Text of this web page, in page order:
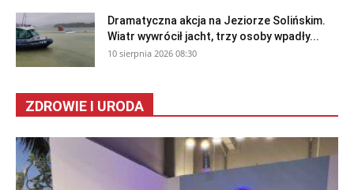
Dramatyczna akcja na Jeziorze Solińskim.
Wiatr wywrócił jacht, trzy osoby wpadły...
10 sierpnia 2026 08:30
ZDROWIE I URODA